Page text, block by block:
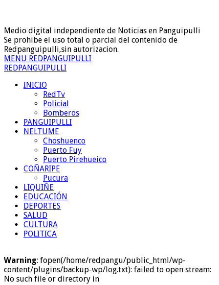
Medio digital independiente de Noticias en Panguipulli
Se prohibe el uso total o parcial del contenido de
Redpanguipulli,sin autorizacion.
MENU REDPANGUIPULLI
REDPANGUIPULLI
INICIO
RedTv
Policial
Bomberos
PANGUIPULLI
NELTUME
Choshuenco
Puerto Fuy
Puerto Pirehueico
COÑARIPE
Pucura
LIQUIÑE
EDUCACIÓN
DEPORTES
SALUD
CULTURA
POLITICA
Warning: fopen(/home/redpangu/public_html/wp-
content/plugins/backup-wp/log.txt): failed to open stream:
No such file or directory in